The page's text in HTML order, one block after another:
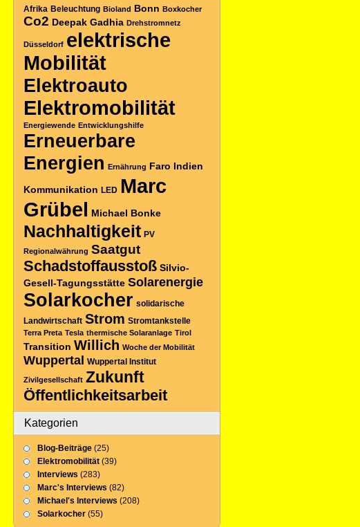
Afrika Beleuchtung Bioland Bonn Boxkocher
Co2 Deepak Gadhia Drehstromnetz
Düsseldorf elektrische
Mobilität
Elektroauto
Elektromobilität
Energiewende Entwicklungshilfe
Erneuerbare
Energien Ernährung Faro Indien
Kommunikation LED Marc
Grübel Michael Bonke
Nachhaltigkeit PV
Regionalwährung Saatgut
Schadstoffausstoß Silvio-
Gesell-Tagungsstätte Solarenergie
Solarkocher solidarische
Landwirtschaft Strom Stromtankstelle
Terra Preta Tesla thermische Solaranlage Tirol
Transition Willich Woche der Mobilität
Wuppertal Wuppertal Institut
Zivilgesellschaft Zukunft
Öffentlichkeitsarbeit
Kategorien
Blog-Beiträge (25)
Elektromobilität (39)
Interviews (283)
Marc's Interviews (82)
Michael's Interviews (208)
Solarkocher (55)